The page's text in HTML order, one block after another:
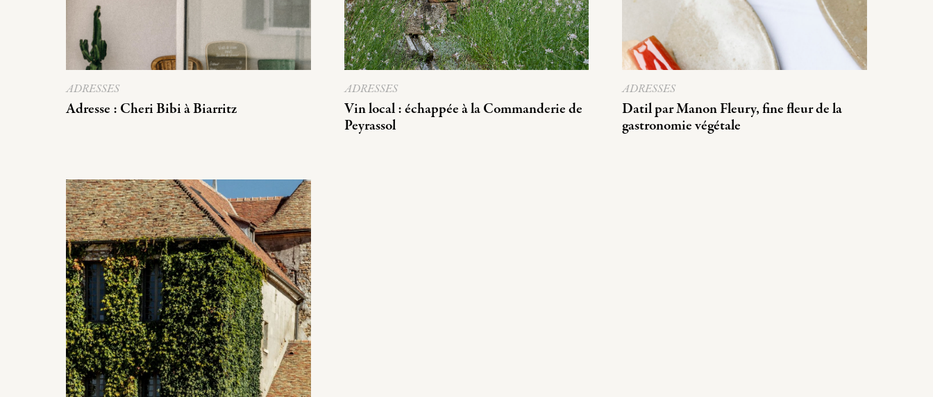
ADRESSES
Adresse : Cheri Bibi à Biarritz
ADRESSES
Vin local : échappée à la Commanderie de
Peyrassol
ADRESSES
Datil par Manon Fleury, fine fleur de la
gastronomie végétale